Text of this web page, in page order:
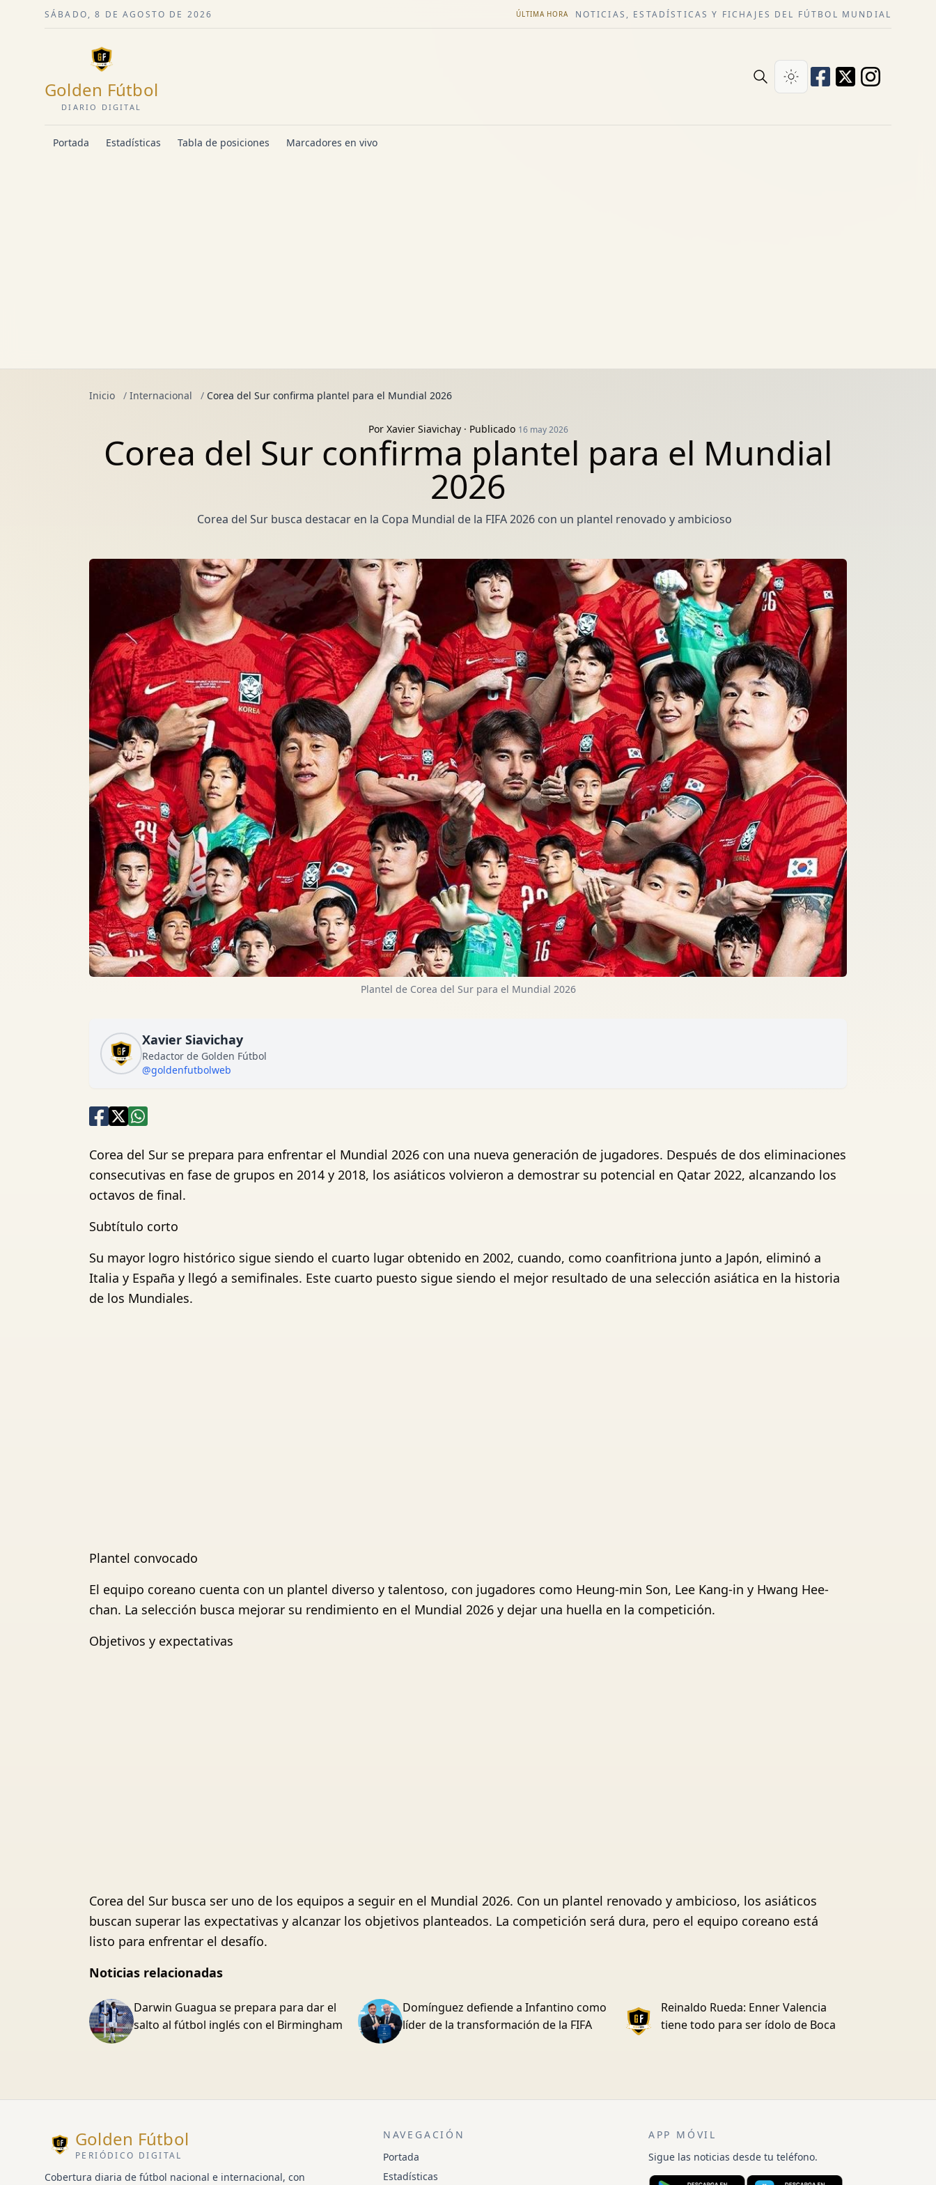
SÁBADO, 8 DE AGOSTO DE 2026 ÚLTIMA HORA NOTICIAS, ESTADÍSTICAS Y FICHAJES DEL FÚTBOL MUNDIAL
Golden Fútbol
DIARIO DIGITAL
Portada Estadísticas Tabla de posiciones Marcadores en vivo
Inicio / Internacional / Corea del Sur confirma plantel para el Mundial 2026
Por Xavier Siavichay· Publicado 16 may 2026
Corea del Sur confirma plantel para el Mundial
2026
Corea del Sur busca destacar en la Copa Mundial de la FIFA 2026 con un plantel renovado y ambicioso
Plantel de Corea del Sur para el Mundial 2026
Xavier Siavichay
Redactor de Golden Fútbol
@goldenfutbolweb
Corea del Sur se prepara para enfrentar el Mundial 2026 con una nueva generación de jugadores. Después de dos eliminaciones
consecutivas en fase de grupos en 2014 y 2018, los asiáticos volvieron a demostrar su potencial en Qatar 2022, alcanzando los
octavos de final.
Subtítulo corto
Su mayor logro histórico sigue siendo el cuarto lugar obtenido en 2002, cuando, como coanfitriona junto a Japón, eliminó a
Italia y España y llegó a semifinales. Este cuarto puesto sigue siendo el mejor resultado de una selección asiática en la historia
de los Mundiales.
Plantel convocado
El equipo coreano cuenta con un plantel diverso y talentoso, con jugadores como Heung-min Son, Lee Kang-in y Hwang Hee-
chan. La selección busca mejorar su rendimiento en el Mundial 2026 y dejar una huella en la competición.
Objetivos y expectativas
Corea del Sur busca ser uno de los equipos a seguir en el Mundial 2026. Con un plantel renovado y ambicioso, los asiáticos
buscan superar las expectativas y alcanzar los objetivos planteados. La competición será dura, pero el equipo coreano está
listo para enfrentar el desafío.
Noticias relacionadas
Darwin Guagua se prepara para dar el
salto al fútbol inglés con el Birmingham
Domínguez defiende a Infantino como
líder de la transformación de la FIFA
Reinaldo Rueda: Enner Valencia
tiene todo para ser ídolo de Boca
Golden Fútbol
PERIÓDICO DIGITAL
Cobertura diaria de fútbol nacional e internacional, con
NAVEGACIÓN
Portada
Estadísticas
APP MÓVIL
Sigue las noticias desde tu teléfono.